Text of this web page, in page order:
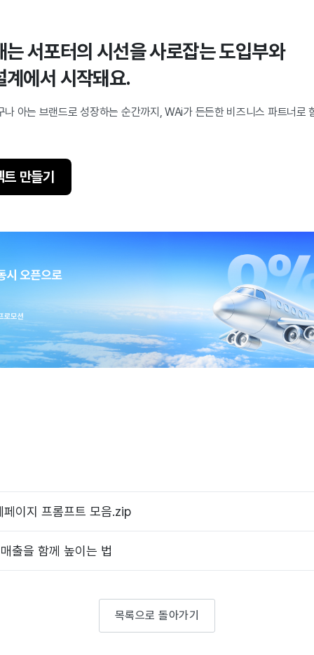
는 서포터의 시선을 사로잡는 도입부와
계에서 시작돼요.
나 아는 브랜드로 성장하는 순간까지, WAi가 든든한 비즈니스 파트너로
만들기
이지 프롬프트 모음.zip
출을 함께 높이는 법
목록으로 돌아가기